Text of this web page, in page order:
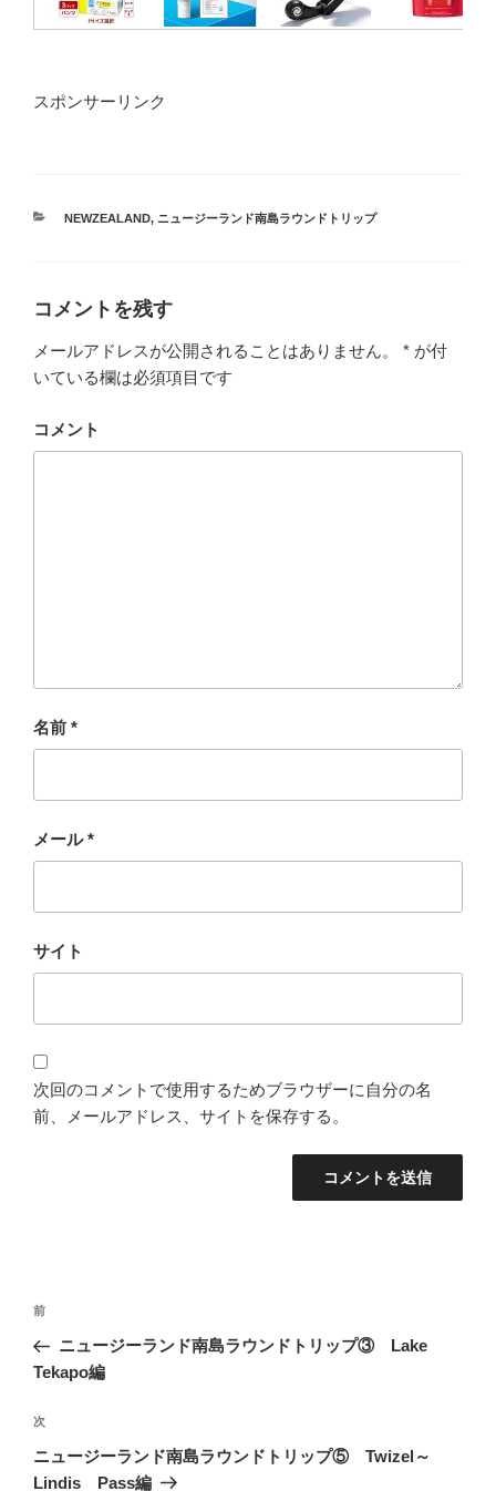
スポンサーリンク
カ
ー
NEWZEALAND, ニュージーランド南島ラウンドトリップ
コメントを残す
メールアドレスが公開されることはありません。 * が付
いている欄は必須項目です
コメント
名前 *
メール*
サイト
次回のコメントで使用するためブラウザーに自分の名
前、メールアドレス、サイトを保存する。
投
ナ
ゲ
ー
シ
過
去
の
稿
前
ニュージーランド南島ラウンドトリップ③ Lake
Tekapo編
次
の
投
次
ニュージーランド南島ラウンドトリップ⑤ Twizel～
Lindis Pass編